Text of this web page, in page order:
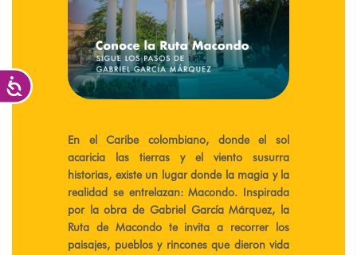
Accesibilidad
En el Caribe colombiano, donde el sol
acaricia las tierras y el viento susurra
historias, existe un lugar donde la magia y la
realidad se entrelazan: Macondo. Inspirada
por la obra de Gabriel García Márquez, la
Ruta de Macondo te invita a recorrer los
paisajes, pueblos y rincones que dieron vida